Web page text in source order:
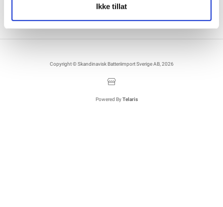
Ikke tillat
Copyright © Skandinavisk Batteriimport Sverige AB, 2026
Powered ByTelaris